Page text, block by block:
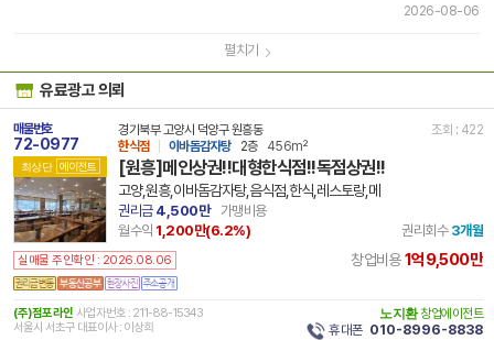
2026-08-06
펼치기
유료광고 의뢰
매물번호
72-0977
최상단 에이전트
경기북부 고양시 덕양구 원흥동
조회 : 422
한식점
이바돔감자탕 2층 456m²
[원흥]메인상권!!대형한식점!!독점상권!!
고양,원흥,이바돔감자탕,음식점,한식,레스토랑,메
권리금4,500만
가맹비용
월수익 1,200만(6.2%) 권리회수 3개월
실매물 주인확인 : 2026.08.06 창업비용1억9,500만
(주)점포라인 사업자번호 : 211-88-15343
서울시 서초구 대표이사 : 이상희
노지환 창업에이전트
휴대폰 010-8996-8838